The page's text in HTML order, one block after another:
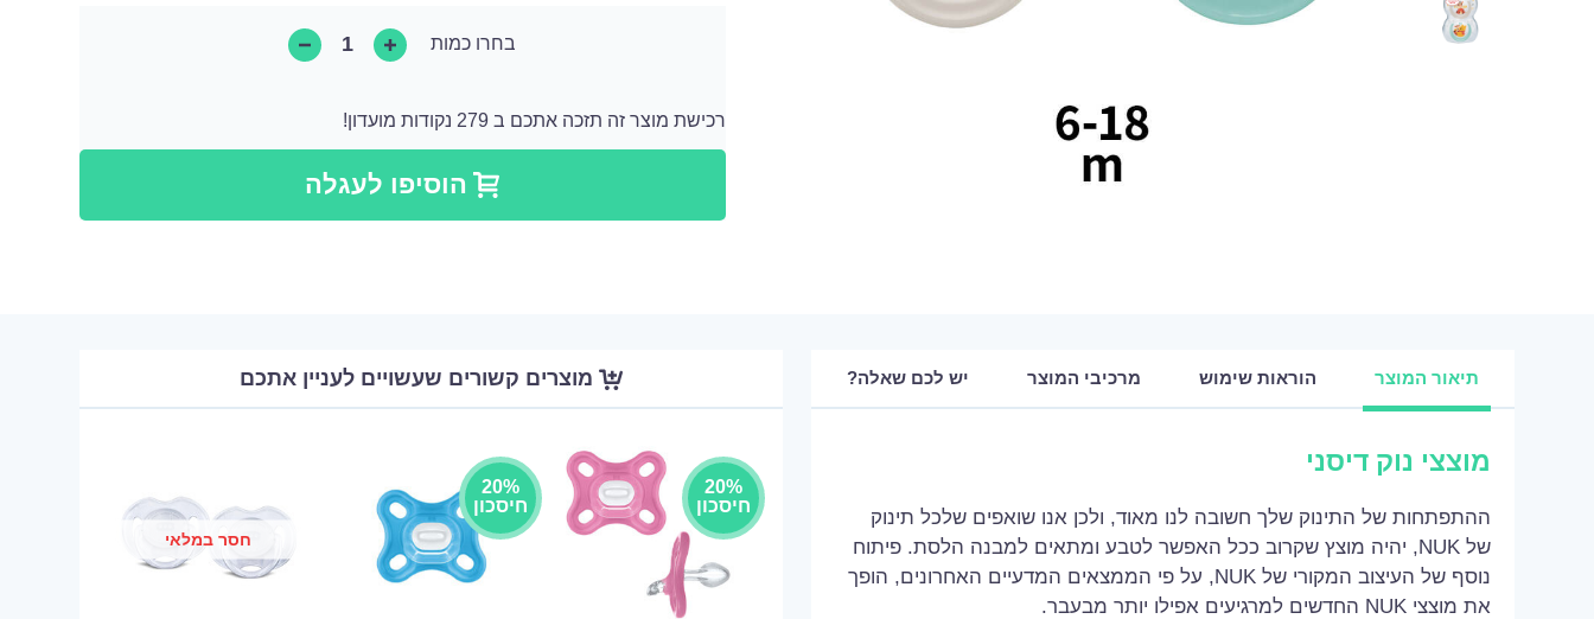
בחרו כמות
רכישת מוצר זה תזכה אתכם ב 279 נקודות מועדון!
הוסיפו לעגלה
תיאור המוצר הוראות שימוש מרכיבי המוצר יש לכם שאלה?
מוצצי נוק דיסני
ההתפתחות של התינוק שלך חשובה לנו מאוד, ולכן אנו שואפים שלכל תינוק
של NUK, יהיה מוצץ שקרוב ככל האפשר לטבע ומתאים למבנה הלסת. פיתוח
נוסף של העיצוב המקורי של NUK, על פי הממצאים המדעיים האחרונים, הופך
את מוצצי NUK החדשים למרגיעים אפילו יותר מבעבר.
מוצרים קשורים שעשויים לעניין אתכם
20%
חיסכון
20%
חיסכון
חסר במלאי